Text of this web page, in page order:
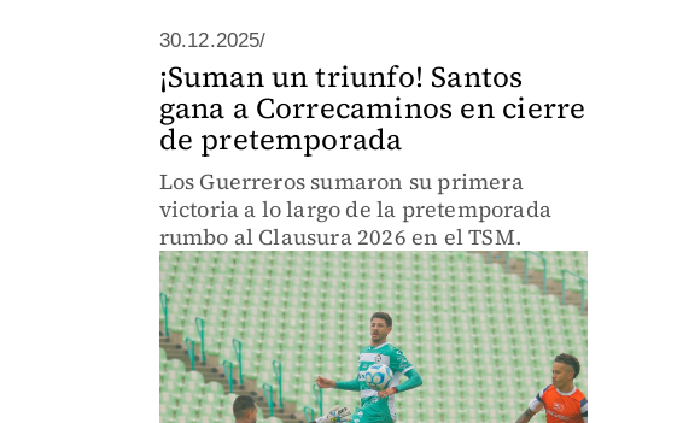
30.12.2025/
¡Suman un triunfo! Santos
gana a Correcaminos en cierre
de pretemporada
Los Guerreros sumaron su primera
victoria a lo largo de la pretemporada
rumbo al Clausura 2026 en el TSM.